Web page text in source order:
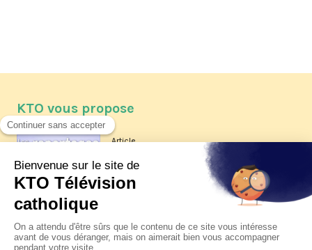
KTO vous propose
Article
Les reportages d'été 2026 de KTO
La visite pastorale du pape Léon
XIV à Assise à suivre sur KTO le
jeudi 6 août